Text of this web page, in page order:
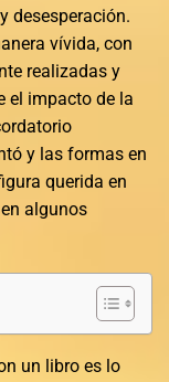
desesperación.
vívida, con
realizadas y
el impacto de la
y las formas en
querida en
algunos
un libro es lo